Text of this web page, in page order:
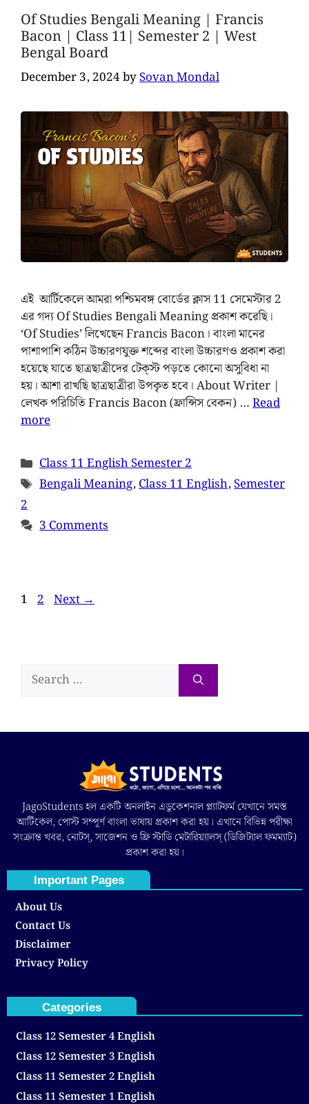
Of Studies Bengali Meaning | Francis
Bacon | Class 11| Semester 2 | West
Bengal Board
December 3, 2024bySovan Mondal
এই আর্টিকেলে আমরা পশ্চিমবঙ্গ বোর্ডের ক্লাস 11 সেমেস্টার 2
এর গদ্য Of Studies Bengali Meaning প্রকাশ করেছি।
‘Of Studies’ লিখেছেন Francis Bacon। বাংলা মানের
পাশাপাশি কঠিন উচ্চারণযুক্ত শব্দের বাংলা উচ্চারণও প্রকাশ করা
হয়েছে যাতে ছাত্রছাত্রীদের টেক্‌স্ট পড়তে কোনো অসুবিধা না
হয়। আশা রাখছি ছাত্রছাত্রীরা উপকৃত হবে। About Writer |
লেখক পরিচিতি Francis Bacon (ফ্রান্সিস বেকন) …Read
more
Class 11 English Semester 2
Bengali Meaning,Class 11 English,Semester
2
3 Comments
1 2 Next→
JagoStudents হল একটি অনলাইন এডুকেশনাল প্ল্যাটফর্ম যেখানে সমস্ত
আর্টিকেল, পোস্ট সম্পূর্ণ বাংলা ভাষায় প্রকাশ করা হয়। এখানে বিভিন্ন পরীক্ষা
সংক্রান্ত খবর, নোটস্, সাজেশন ও ফ্রি স্টাডি মেটারিয়্যালস্ (ডিজিট্যাল ফমম্যাট)
প্রকাশ করা হয়।
Important Pages
About Us
Contact Us
Disclaimer
Privacy Policy
Categories
Class 12 Semester 4 English
Class 12 Semester 3 English
Class 11 Semester 2 English
Class 11 Semester 1 English